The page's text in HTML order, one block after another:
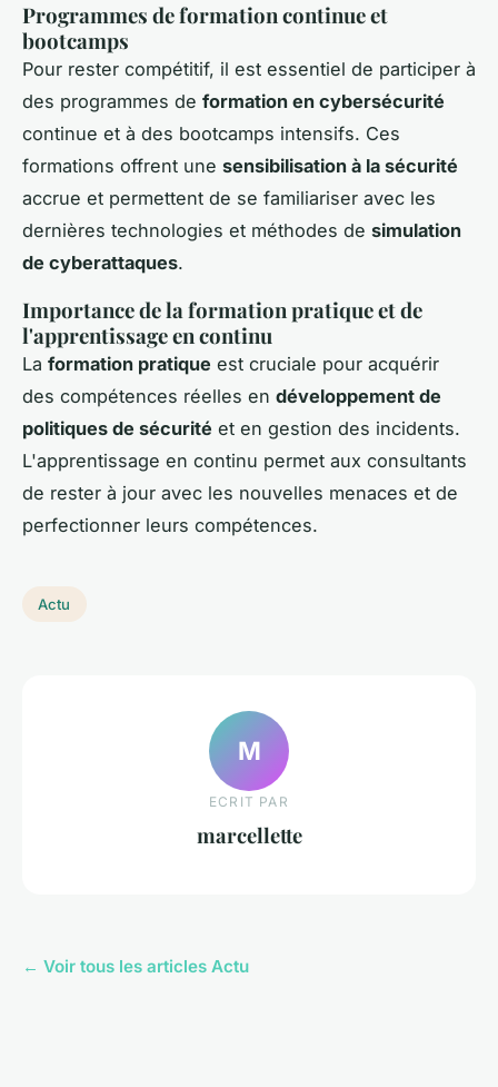
Programmes de formation continue et
bootcamps
Pour rester compétitif, il est essentiel de participer à
des programmes de formation en cybersécurité
continue et à des bootcamps intensifs. Ces
formations offrent une sensibilisation à la sécurité
accrue et permettent de se familiariser avec les
dernières technologies et méthodes de simulation
de cyberattaques.
Importance de la formation pratique et de
l'apprentissage en continu
La formation pratique est cruciale pour acquérir
des compétences réelles en développement de
politiques de sécurité et en gestion des incidents.
L'apprentissage en continu permet aux consultants
de rester à jour avec les nouvelles menaces et de
perfectionner leurs compétences.
Actu
M
ECRIT PAR
marcellette
← Voir tous les articles Actu